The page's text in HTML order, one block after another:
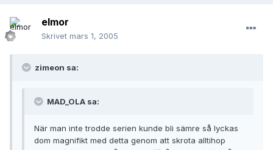
elmor
Skrivet mars 1, 2005
zimeon sa:
MAD_OLA sa:
När man inte trodde serien kunde bli sämre så lyckas
dom magnifikt med detta genom att skrota alltihop